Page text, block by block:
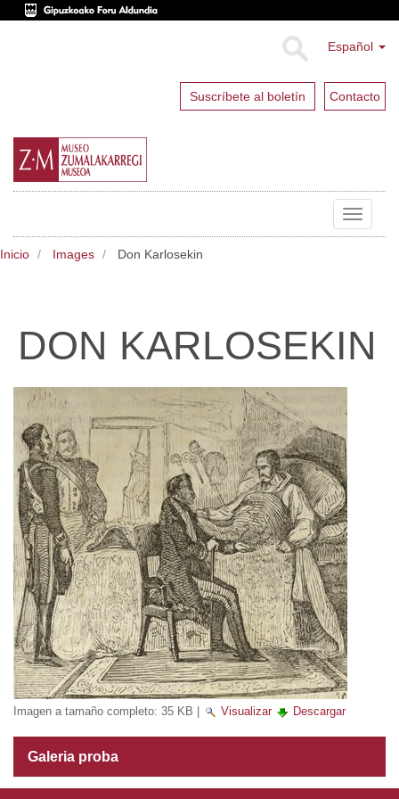
Español
Suscríbete al boletín Contacto
Toggle
Inicio Images Don Karlosekin
DON KARLOSEKIN
Imagen a tamaño completo: 35 KB Visualizar Descargar
Galeria proba